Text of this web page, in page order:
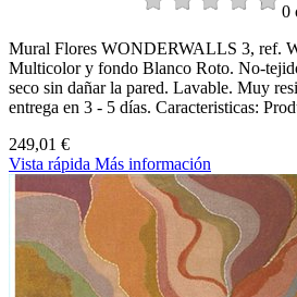
0
Mural Flores WONDERWALLS 3, ref.
Multicolor y fondo Blanco Roto. No-
seco sin dañar la pared. Lavable. Muy
entrega en 3 - 5 días. Caracteristicas:
249,01 €
Vista rápida Más información